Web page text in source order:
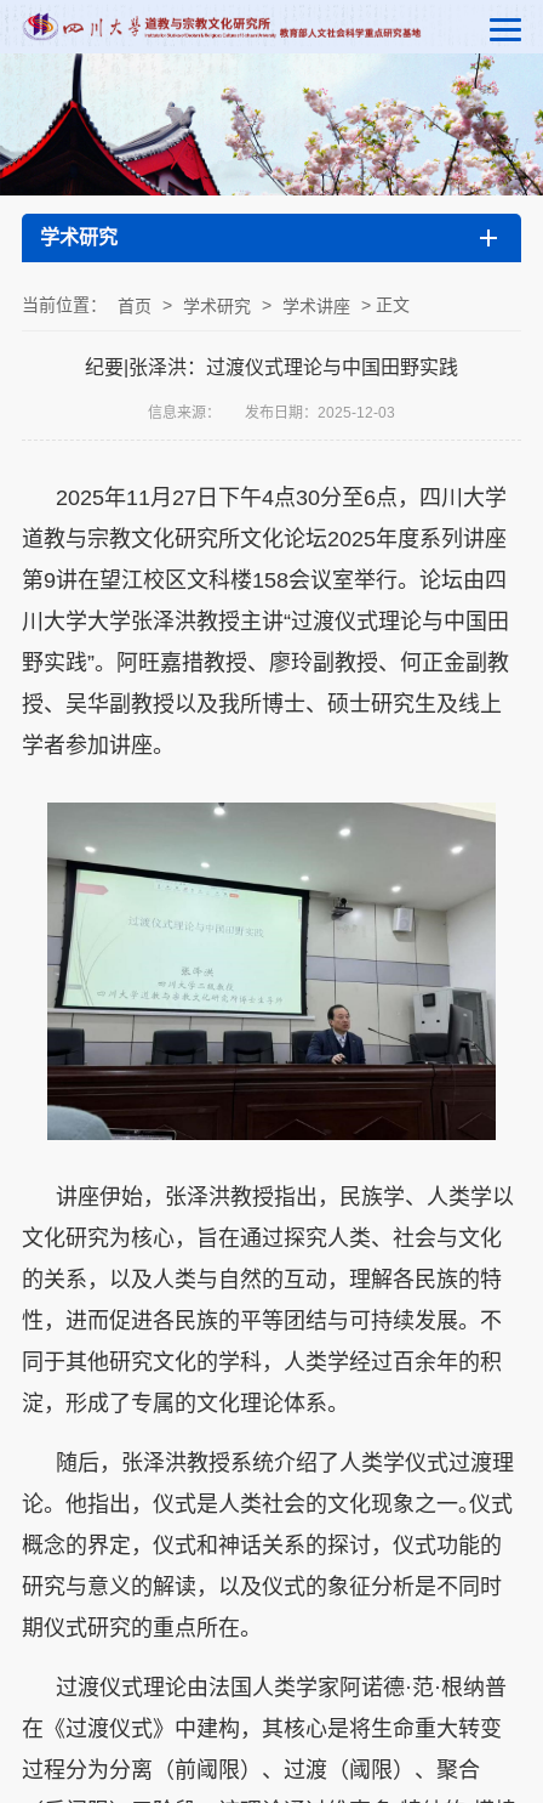
学术研究
当前位置： 首页 > 学术研究 > 学术讲座 > 正文
纪要|张泽洪：过渡仪式理论与中国田野实践
信息来源： 发布日期：2025-12-03
2025年11月27日下午4点30分至6点，四川大学
道教与宗教文化研究所文化论坛2025年度系列讲座
第9讲在望江校区文科楼158会议室举行。论坛由四
川大学大学张泽洪教授主讲“过渡仪式理论与中国田
野实践”。阿旺嘉措教授、廖玲副教授、何正金副教
授、吴华副教授以及我所博士、硕士研究生及线上
学者参加讲座。
讲座伊始，张泽洪教授指出，民族学、人类学以
文化研究为核心，旨在通过探究人类、社会与文化
的关系，以及人类与自然的互动，理解各民族的特
性，进而促进各民族的平等团结与可持续发展。不
同于其他研究文化的学科，人类学经过百余年的积
淀，形成了专属的文化理论体系。
随后，张泽洪教授系统介绍了人类学仪式过渡理
论。他指出，仪式是人类社会的文化现象之一｡仪式
概念的界定，仪式和神话关系的探讨，仪式功能的
研究与意义的解读，以及仪式的象征分析是不同时
期仪式研究的重点所在。
过渡仪式理论由法国人类学家阿诺德·范·根纳普
在《过渡仪式》中建构，其核心是将生命重大转变
过程分为分离（前阈限）、过渡（阈限）、聚合